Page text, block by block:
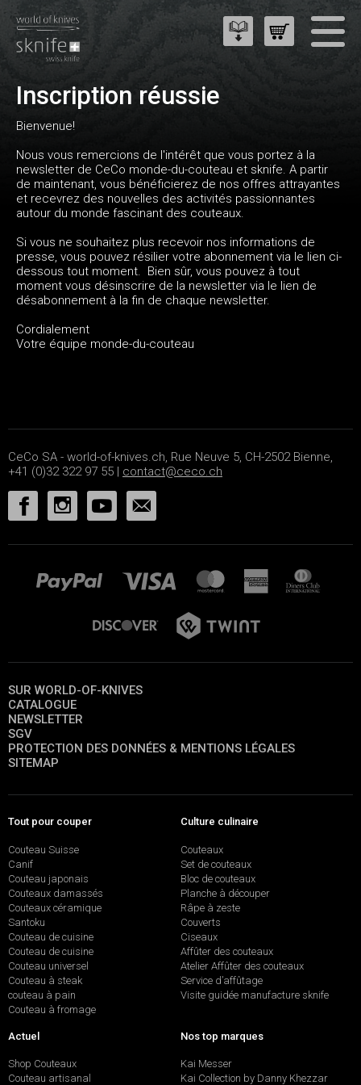
Inscription réussie
Bienvenue!
Nous vous remercions de l'intérêt que vous portez à la
newsletter de CeCo monde-du-couteau et sknife. A partir
de maintenant, vous bénéficierez de nos offres attrayantes
et recevrez des nouvelles des activités passionnantes
autour du monde fascinant des couteaux.
Si vous ne souhaitez plus recevoir nos informations de
presse, vous pouvez résilier votre abonnement via le lien ci-
dessous tout moment. Bien sûr, vous pouvez à tout
moment vous désinscrire de la newsletter via le lien de
désabonnement à la fin de chaque newsletter.
Cordialement
Votre équipe monde-du-couteau
CeCo SA - world-of-knives.ch, Rue Neuve 5, CH-2502 Bienne,
+41 (0)32 322 97 55 | contact@ceco.ch
SUR WORLD-OF-KNIVES
CATALOGUE
NEWSLETTER
SGV
PROTECTION DES DONNÉES & MENTIONS LÉGALES
SITEMAP
Tout pour couper
Couteau Suisse
Canif
Couteau japonais
Couteaux damassés
Couteaux céramique
Santoku
Couteau de cuisine
Couteau de cuisine
Couteau universel
Couteau à steak
couteau à pain
Couteau à fromage
Culture culinaire
Couteaux
Set de couteaux
Bloc de couteaux
Planche à découper
Râpe à zeste
Couverts
Ciseaux
Affûter des couteaux
Atelier Affûter des couteaux
Service d’affûtage
Visite guidée manufacture sknife
Actuel
Shop Couteaux
Couteau artisanal
Nos top marques
Kai Messer
Kai Collection by Danny Khezzar